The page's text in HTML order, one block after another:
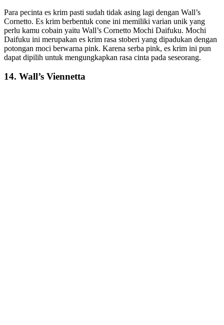
Para pecinta es krim pasti sudah tidak asing lagi dengan Wall’s
Cornetto. Es krim berbentuk cone ini memiliki varian unik yang
perlu kamu cobain yaitu Wall’s Cornetto Mochi Daifuku. Mochi
Daifuku ini merupakan es krim rasa stoberi yang dipadukan dengan
potongan moci berwarna pink. Karena serba pink, es krim ini pun
dapat dipilih untuk mengungkapkan rasa cinta pada seseorang.
14. Wall’s Viennetta